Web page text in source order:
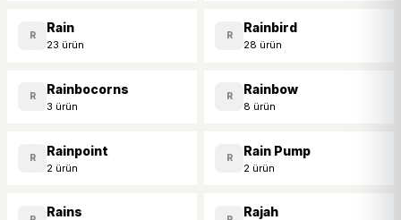
R Rain
23 ürün
R Rainbird
28 ürün
R Rainbocorns
3 ürün
R Rainbow
8 ürün
R Rainpoint
2 ürün
R Rain Pump
2 ürün
Rains Rajah